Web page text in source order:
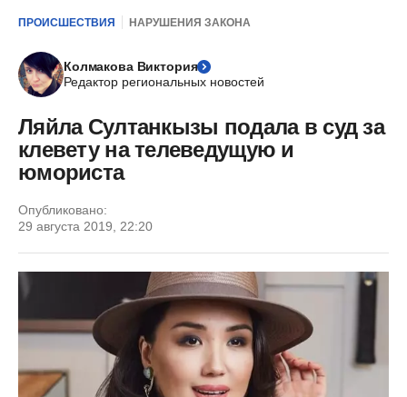
ПРОИСШЕСТВИЯ НАРУШЕНИЯ ЗАКОНА
Колмакова Виктория
Редактор региональных новостей
Ляйла Султанкызы подала в суд за
клевету на телеведущую и
юмориста
Опубликовано:
29 августа 2019, 22:20